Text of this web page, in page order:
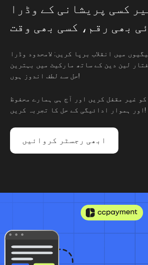
میں انقلاب برپا کریں: لامحدود وڈرا
لین دین کے ساتھ مارکیٹ میں بہترین
حل سے لطف اندوز ہوں!
کو غیر مقفل کریں اور آج ہی ہمارے محفوظ
اور ہموار ادائیگی کے حل کا تجربہ کریں!
ابھی رجسٹر کروائیں